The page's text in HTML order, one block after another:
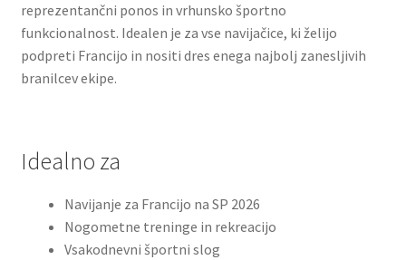
reprezentančni ponos in vrhunsko športno
funkcionalnost. Idealen je za vse navijačice, ki želijo
podpreti Francijo in nositi dres enega najbolj zanesljivih
branilcev ekipe.
Idealno za
Navijanje za Francijo na SP 2026
Nogometne treninge in rekreacijo
Vsakodnevni športni slog